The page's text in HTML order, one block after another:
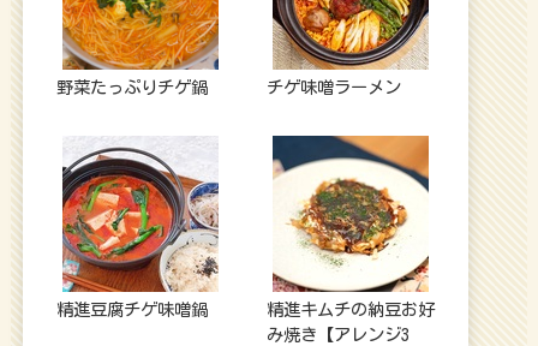
野菜たっぷりチゲ鍋 チゲ味噌ラーメン
精進豆腐チゲ味噌鍋
精進キムチの納豆お好
み焼き【アレンジ3